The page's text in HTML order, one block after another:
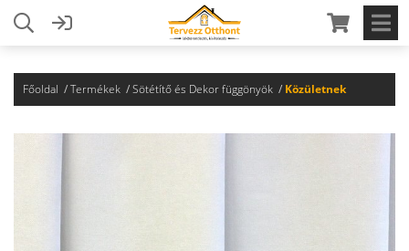
Főoldal Termékek Sötétítő és Dekor függönyök Közületnek